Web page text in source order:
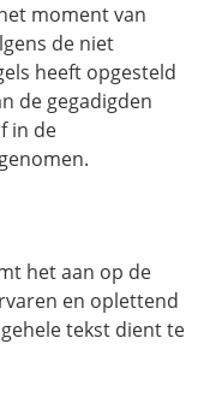
moment van
de niet
heeft opgesteld
de gegadigden
in de
het aan op de
en oplettend
tekst dient te